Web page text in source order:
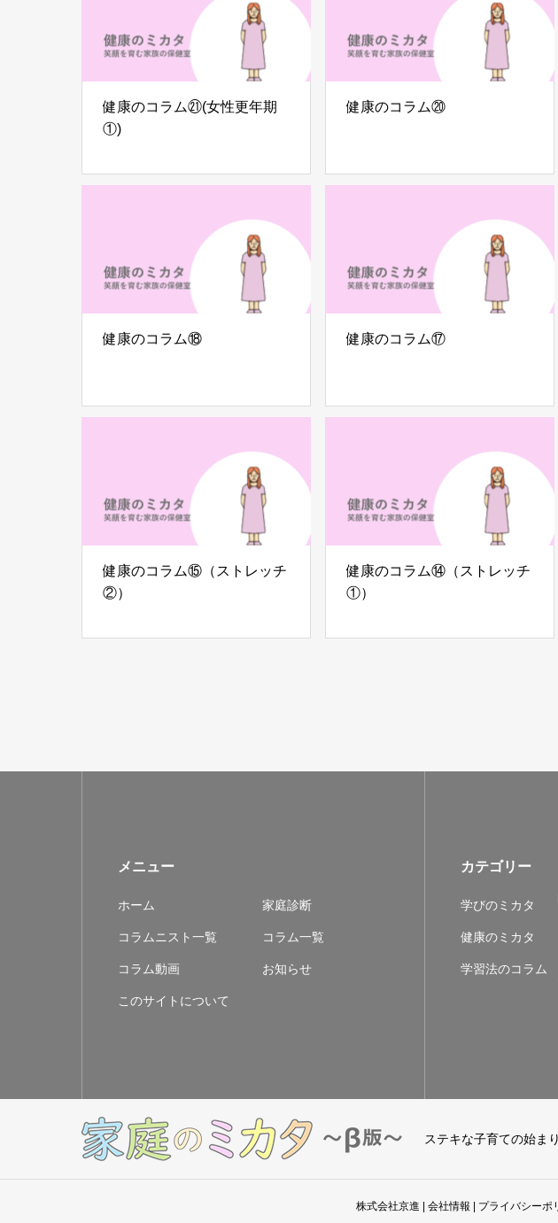
健康のコラム㉑(女性更年期
①)
健康のコラム⑳
健康のコラム⑱ 健康のコラム⑰
健康のコラム⑮（ストレッチ
②）
健康のコラム⑭（ストレッチ
①）
メニュー
ホーム 家庭診断
コラムニスト一覧 コラム一覧
コラム動画 お知らせ
このサイトについて
カテゴリー
学びのミカタ
健康のミカタ
学習法のコラム
ステキな子育ての始まり
株式会社京進 会社情報 プライバシーポ